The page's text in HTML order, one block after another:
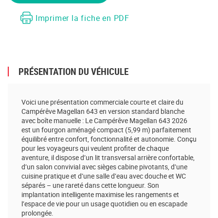
Imprimer la fiche en PDF
PRÉSENTATION DU VÉHICULE
Voici une présentation commerciale courte et claire du
Campérêve Magellan 643 en version standard blanche
avec boîte manuelle : Le Campérêve Magellan 643 2026
est un fourgon aménagé compact (5,99 m) parfaitement
équilibré entre confort, fonctionnalité et autonomie. Conçu
pour les voyageurs qui veulent profiter de chaque
aventure, il dispose d’un lit transversal arrière confortable,
d’un salon convivial avec sièges cabine pivotants, d’une
cuisine pratique et d’une salle d’eau avec douche et WC
séparés – une rareté dans cette longueur. Son
implantation intelligente maximise les rangements et
l’espace de vie pour un usage quotidien ou en escapade
prolongée.